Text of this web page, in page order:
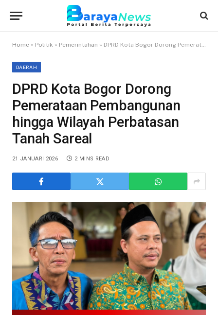
Home » Politik » Pemerintahan » DPRD Kota Bogor Dorong Pemerataan Pembangunan hingga Wilayah Perbatasan Tanah Sareal
DAERAH
DPRD Kota Bogor Dorong
Pemerataan Pembangunan
hingga Wilayah Perbatasan
Tanah Sareal
21 JANUARI 2026 2 MINS READ